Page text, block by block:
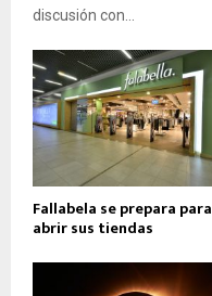
discusión con...
Fallabela se prepara para
abrir sus tiendas